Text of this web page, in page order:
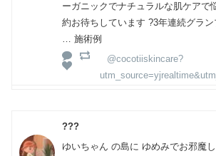
ーガニックでナチュラルな肌ケアで
約お待ちしています ?3年連続グラ
… 施術例
@cocotiiskincare?
???
ゆいちゃん の島に ゆめみでお邪魔